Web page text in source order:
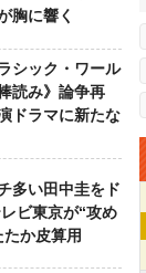
胸に響く
シック・ワール
読み》論争再
ドラマに新たな
多い田中圭をド
ビ東京が“攻め
か皮算用